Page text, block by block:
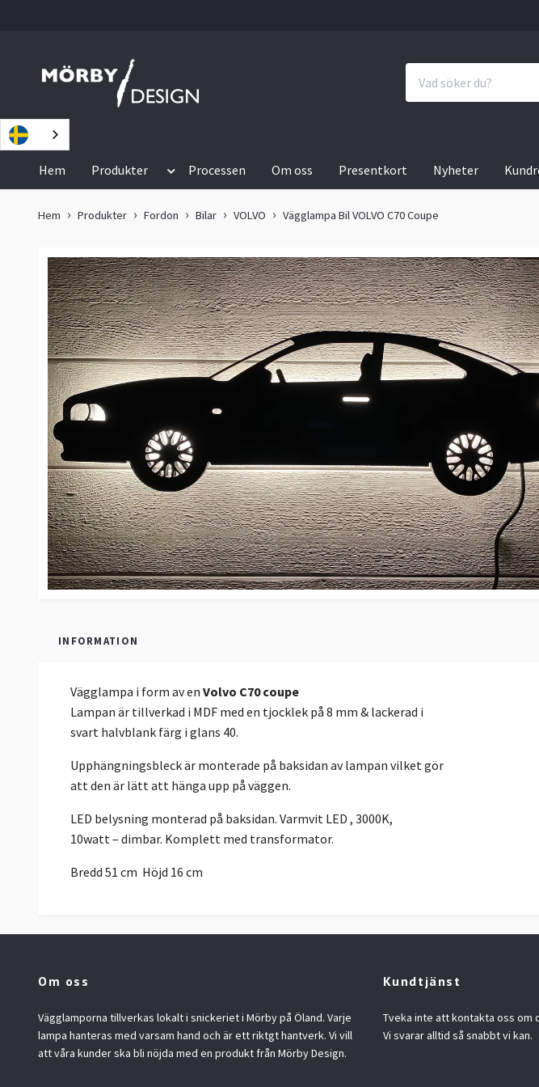
Hem Produkter Processen Om oss Presentkort Nyheter
Hem Produkter Fordon Bilar VOLVO Vägglampa Bil VOLVO C70 Coupe
INFORMATION
Vägglampa i form av en Volvo C70 coupe
Lampan är tillverkad i MDF med en tjocklek på 8 mm & lackerad i
svart halvblank färg i glans 40.
Upphängningsbleck är monterade på baksidan av lampan vilket gör
att den är lätt att hänga upp på väggen.
LED belysning monterad på baksidan. Varmvit LED , 3000K,
10watt – dimbar. Komplett med transformator.
Bredd 51 cm Höjd 16 cm
Om oss
Vägglamporna tillverkas lokalt i snickeriet i Mörby på Öland. Varje
lampa hanteras med varsam hand och är ett riktgt hantverk. Vi vill
att våra kunder ska bli nöjda med en produkt från Mörby Design.
Kundtjänst
Tveka inte att kontakta oss om
Vi svarar alltid så snabbt vi kan.